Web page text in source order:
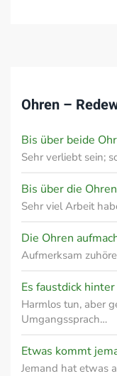
Ohren –
Bis über beide
Sehr verliebt sein;
Bis über die
Sehr viel Arbeit
Die Ohren
Aufmerksam
Es faustdick
Harmlos tun, aber
Umgangssprach…
Etwas kommt
Jemand hat etwas